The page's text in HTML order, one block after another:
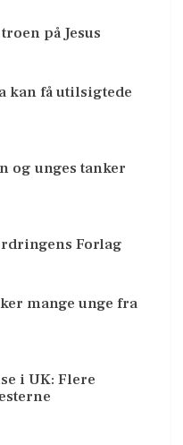
på Jesus
kan få utilsigtede
og unges tanker
Forlag
mange unge fra
i UK: Flere